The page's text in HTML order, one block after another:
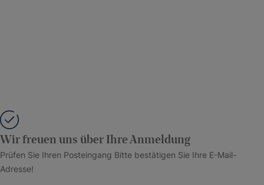
Wir freuen uns über Ihre Anmeldung
Prüfen Sie Ihren Posteingang Bitte bestätigen Sie Ihre E-Mail-
Adresse!